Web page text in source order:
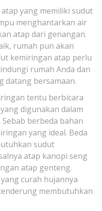
yang memiliki sudut
menghantarkan air
atap dari genangan.
rumah pun akan
kemiringan atap perlu
rumah Anda dan
datang bersamaan.
tentu berbicara
digunakan dalam
berbeda bahan
yang ideal. Beda
sudut
atap kanopi seng
atap genteng.
curah hujannya
membutuhkan